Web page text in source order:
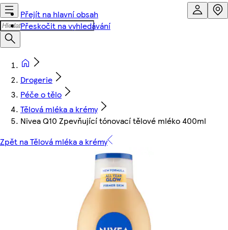
Přejít na hlavní obsah
Přeskočit na vyhledávání
Drogerie
Péče o tělo
Tělová mléka a krémy
Nivea Q10 Zpevňující tónovací tělové mléko 400ml
Zpět na Tělová mléka a krémy